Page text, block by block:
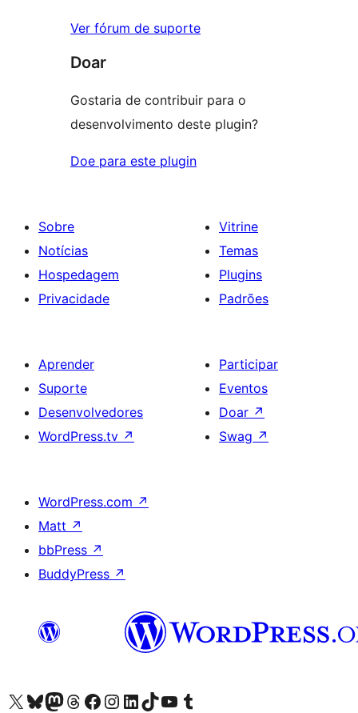
Ver fórum de suporte
Doar
Gostaria de contribuir para o
desenvolvimento deste plugin?
Doe para este plugin
Sobre
Notícias
Hospedagem
Privacidade
Vitrine
Temas
Plugins
Padrões
Aprender
Suporte
Desenvolvedores
WordPress.tv ↗
Participar
Eventos
Doar ↗
Swag ↗
WordPress.com ↗
Matt ↗
bbPress ↗
BuddyPress ↗
Acessar nossa conta do X (antigo Twitter)
Acessar nossa conta do Bluesky
Acessar nossa conta do Mastodon
Acessar nossa conta do Threads
Acessar nossa página do Facebook
Acessar nossa conta do Instagram
Acessar nossa conta do LinkedIn
Acessar nossa conta do TikTok
Acessar nosso canal do YouTube
Acessar nossa conta no Tumblr